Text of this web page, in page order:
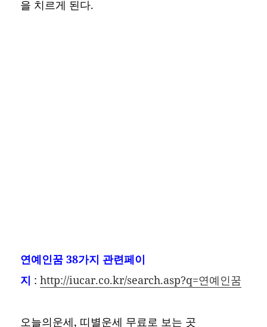
을 치르게 된다.
연예인꿈38가지 관련페이
지 :http://iucar.co.kr/search.asp?q=연예인꿈
오늘의운세, 띠별운세 무료로 보는 곳